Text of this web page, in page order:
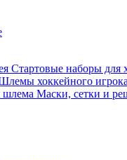
Стартовые наборы для
хоккейного игрока
Маски, сетки и